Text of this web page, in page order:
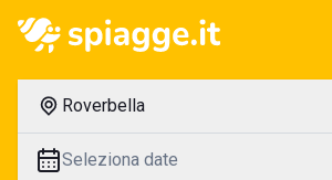
Roverbella
Seleziona date